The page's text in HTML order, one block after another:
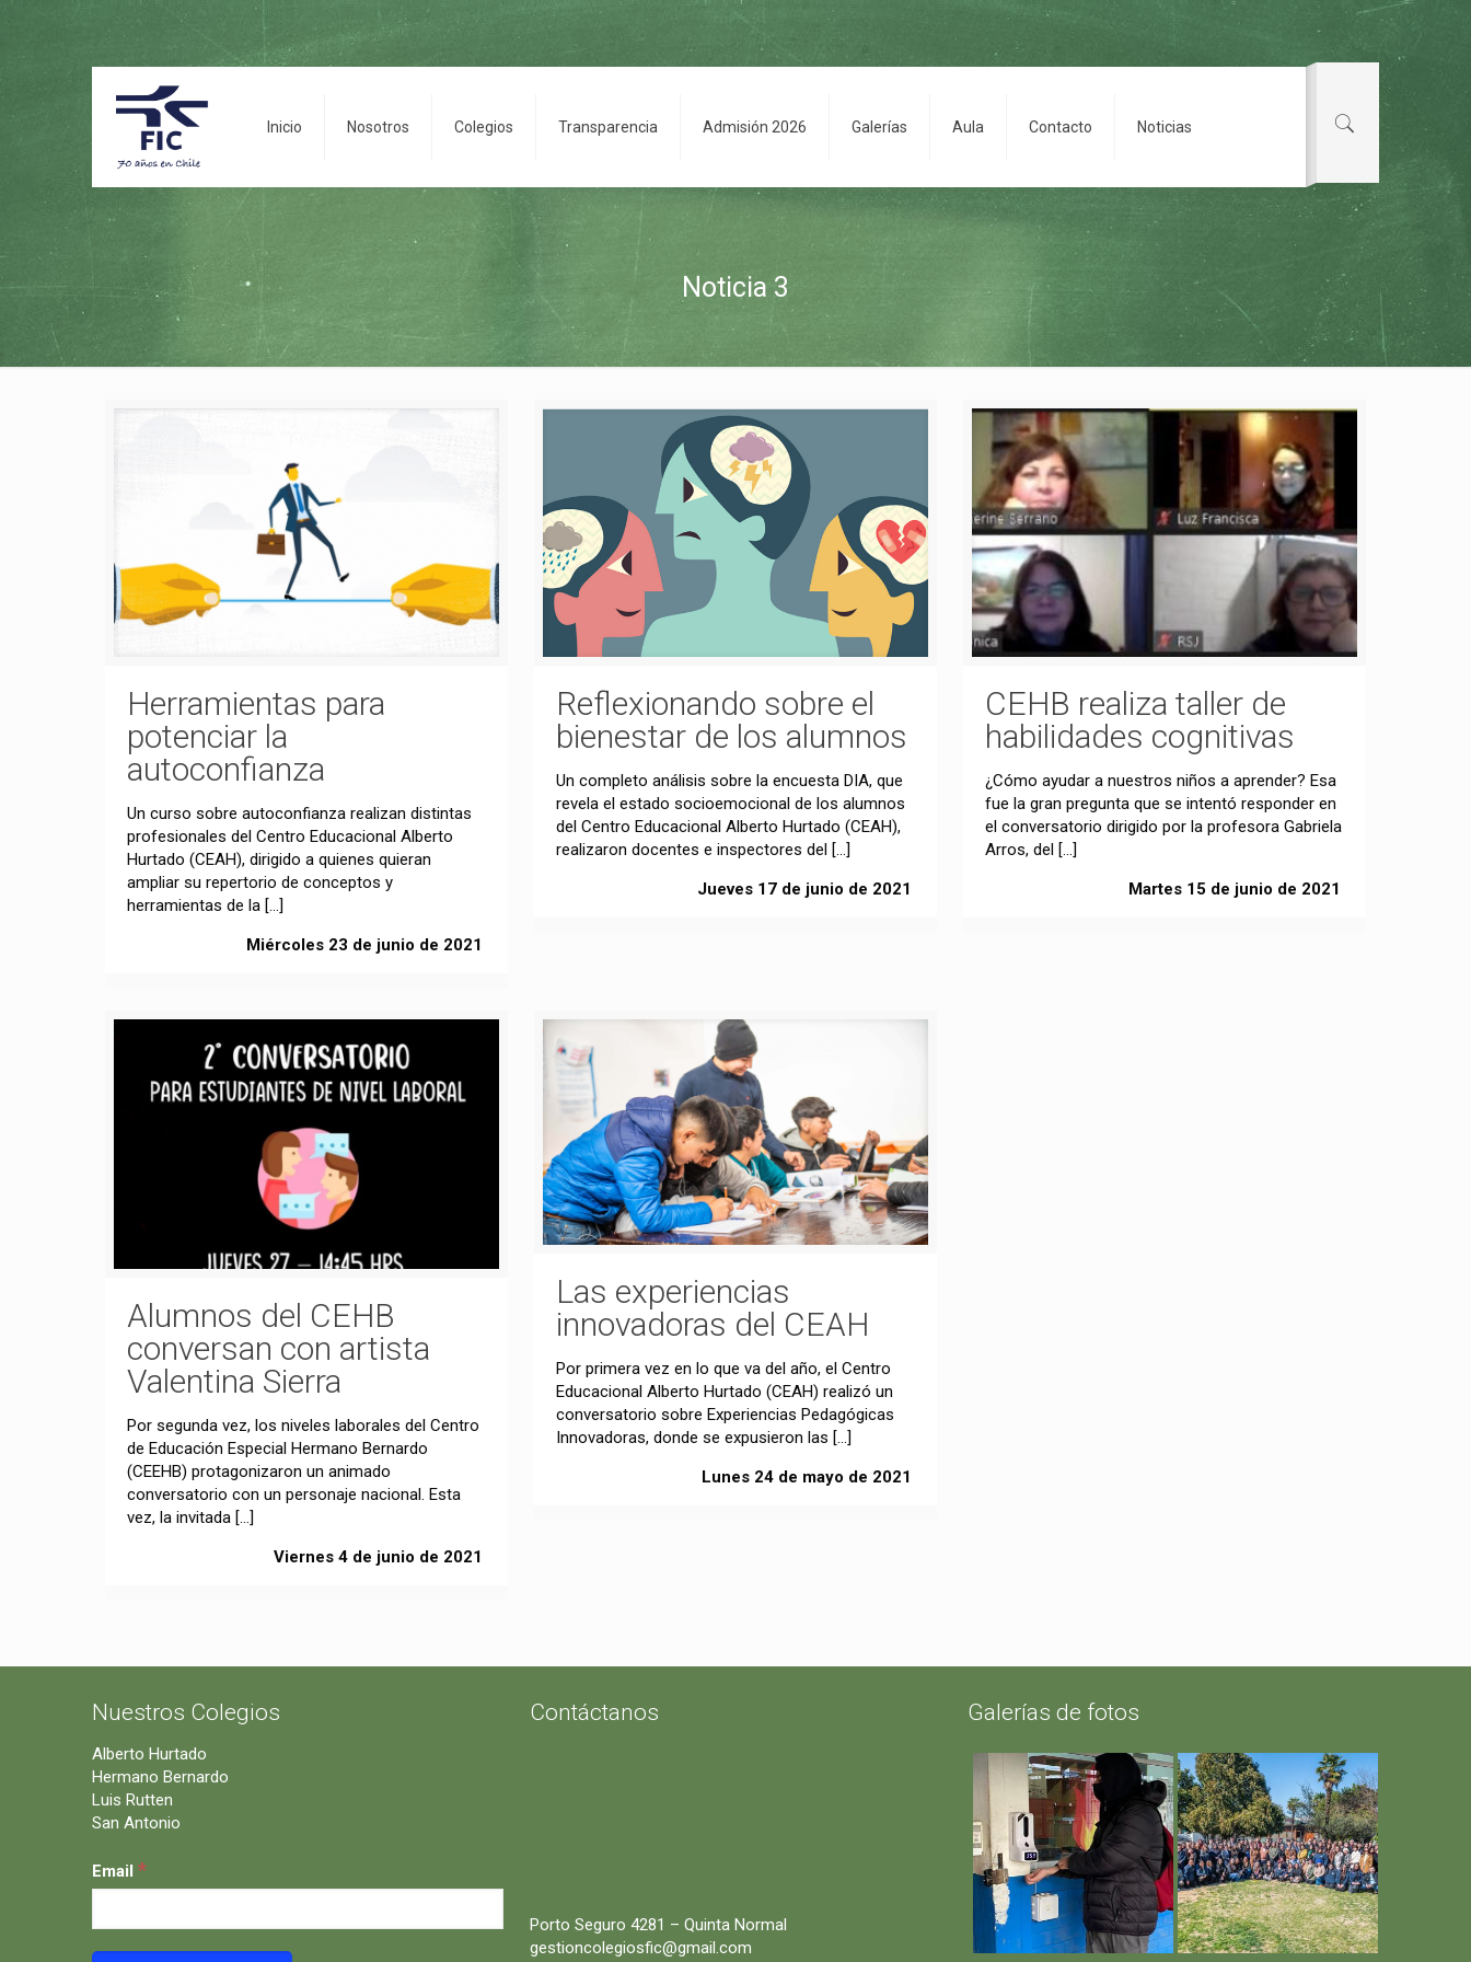
Inicio Nosotros Colegios Transparencia Admisión 2026 Galerías Aula Contacto Noticias
Noticia 3
Herramientas para
potenciar la
autoconfianza
Un curso sobre autoconfianza realizan distintas
profesionales del Centro Educacional Alberto
Hurtado (CEAH), dirigido a quienes quieran
ampliar su repertorio de conceptos y
herramientas de la[…]
Miércoles 23 de junio de 2021
Reflexionando sobre el
bienestar de los alumnos
Un completo análisis sobre la encuesta DIA, que
revela el estado socioemocional de los alumnos
del Centro Educacional Alberto Hurtado (CEAH),
realizaron docentes e inspectores del[…]
Jueves 17 de junio de 2021
CEHB realiza taller de
habilidades cognitivas
¿Cómo ayudar a nuestros niños a aprender? Esa
fue la gran pregunta que se intentó responder en
el conversatorio dirigido por la profesora Gabriela
Arros, del[…]
Martes 15 de junio de 2021
Alumnos del CEHB
conversan con artista
Valentina Sierra
Por segunda vez, los niveles laborales del Centro
de Educación Especial Hermano Bernardo
(CEEHB) protagonizaron un animado
conversatorio con un personaje nacional. Esta
vez, la invitada[…]
Viernes 4 de junio de 2021
Las experiencias
innovadoras del CEAH
Por primera vez en lo que va del año, el Centro
Educacional Alberto Hurtado (CEAH) realizó un
conversatorio sobre Experiencias Pedagógicas
Innovadoras, donde se expusieron las […]
Lunes 24 de mayo de 2021
Nuestros Colegios
Alberto Hurtado
Hermano Bernardo
Luis Rutten
San Antonio
Email *
Contáctanos
Porto Seguro 4281 – Quinta Normal
gestioncolegiosfic@gmail.com
Galerías de fotos